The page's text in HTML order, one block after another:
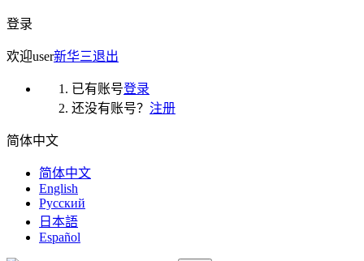
登录
欢迎user新华三退出
已有账号登录
还没有账号？ 注册
简体中文
简体中文
English
Русский
日本語
Español